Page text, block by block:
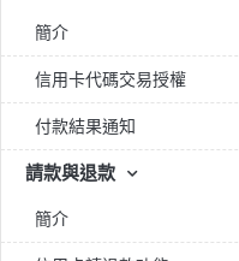
簡介
信用卡代碼交易授權
付款結果通知
請款與退款
簡介